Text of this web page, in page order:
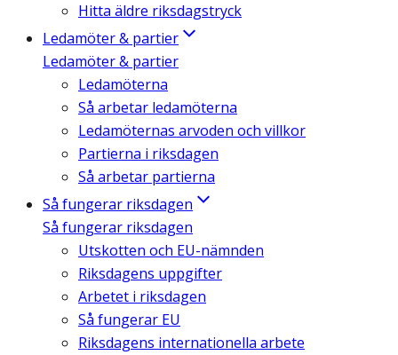
Hitta äldre riksdagstryck
Ledamöter & partier
Ledamöter & partier
Ledamöterna
Så arbetar ledamöterna
Ledamöternas arvoden och villkor
Partierna i riksdagen
Så arbetar partierna
Så fungerar riksdagen
Så fungerar riksdagen
Utskotten och EU-nämnden
Riksdagens uppgifter
Arbetet i riksdagen
Så fungerar EU
Riksdagens internationella arbete